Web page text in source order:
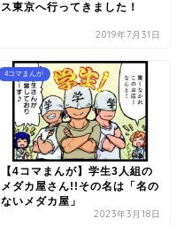
ス東京へ行ってきました！
2019年7月31日
4コマまんが
【4コマまんが】学生3人組の
メダカ屋さん!!その名は「名の
ないメダカ屋」
2023年3月18日